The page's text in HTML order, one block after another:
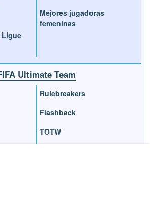
Ligue
Mejores jugadoras
femeninas
Ultimate Team
Rulebreakers
Flashback
TOTW